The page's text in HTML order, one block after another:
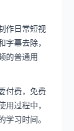
作日常短视
幕去除，
的普通用
付费，免费
过程中，
习时间。